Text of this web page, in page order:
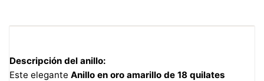
Descripción del anillo:
Este elegante Anillo en oro amarillo de 18 quilates